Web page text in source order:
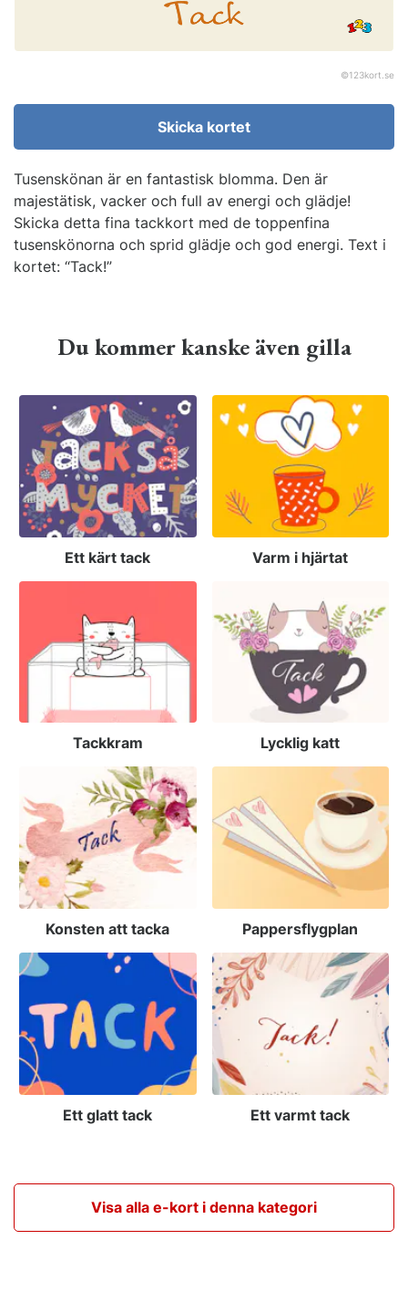
©123kort.se
Skicka kortet
Tusenskönan är en fantastisk blomma. Den är
majestätisk, vacker och full av energi och glädje!
Skicka detta fina tackkort med de toppenfina
tusenskönorna och sprid glädje och god energi. Text i
kortet: “Tack!”
Du kommer kanske även gilla
Ett kärt tack Varm i hjärtat
Tackkram Lycklig katt
Konsten att tacka Pappersflygplan
Ett glatt tack Ett varmt tack
Visa alla e-kort i denna kategori